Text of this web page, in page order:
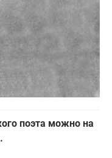
поэта можно на